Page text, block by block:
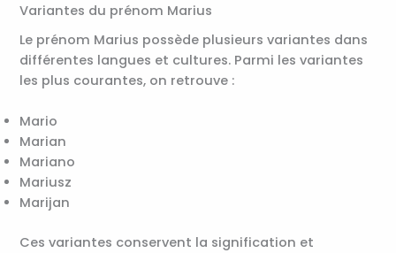
Variantes du prénom Marius
Le prénom Marius possède plusieurs variantes dans
différentes langues et cultures. Parmi les variantes
les plus courantes, on retrouve :
Mario
Marian
Mariano
Mariusz
Marijan
Ces variantes conservent la signification et